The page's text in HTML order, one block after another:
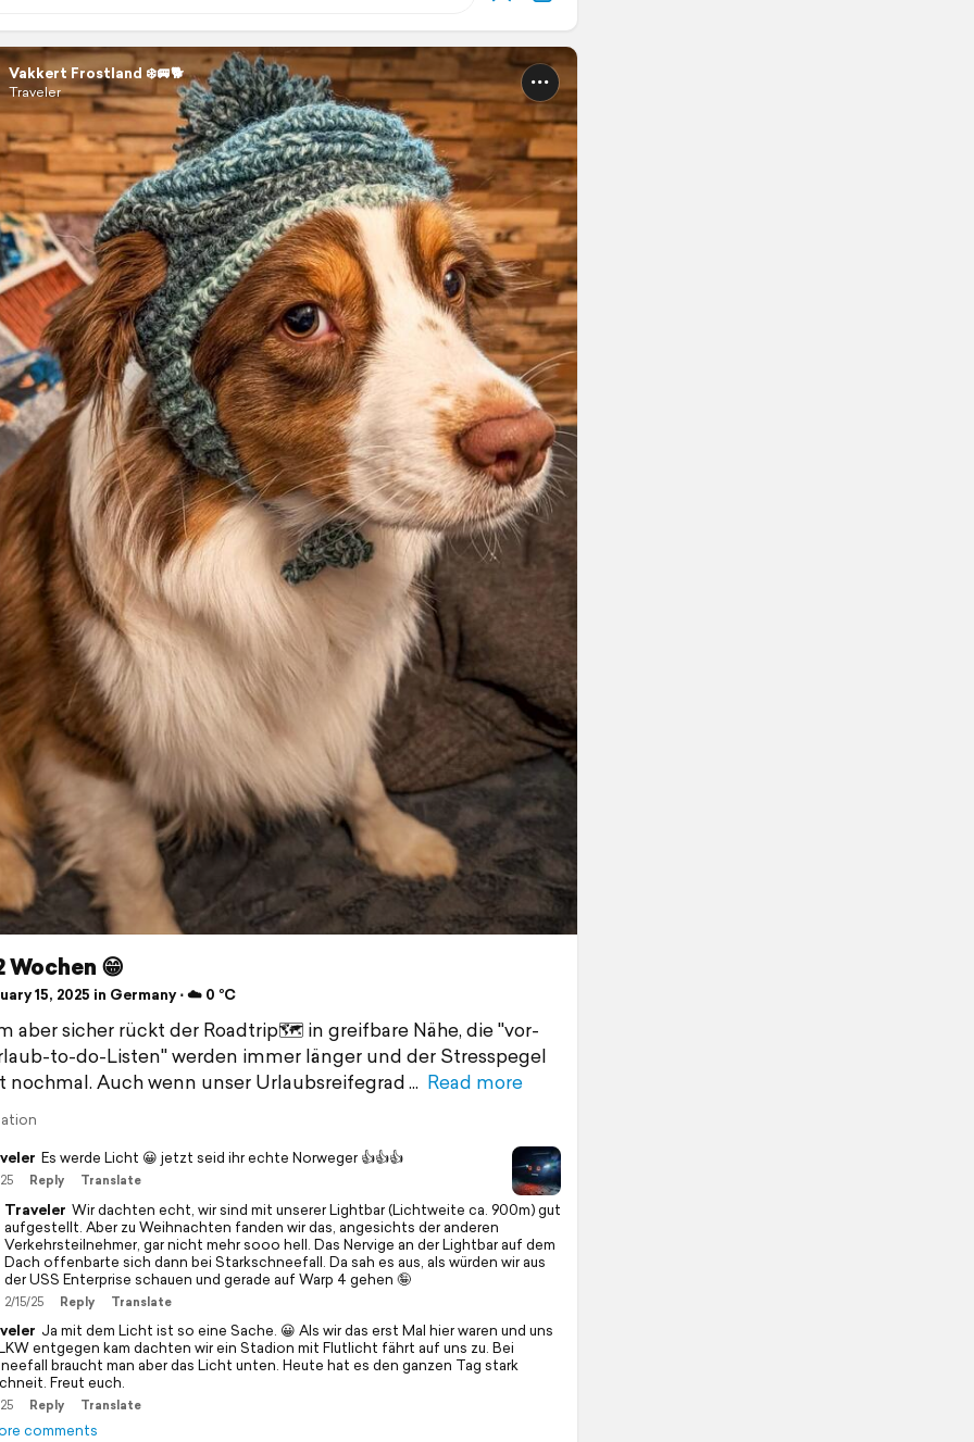
Vakkert Frostland ❄️🚐🐕
Traveler
Wochen 😁
15, 2025 in Germany ⋅ ☁️ 0 °C
aber sicher rückt der Roadtrip🗺️ in greifbare Nähe, die "vor-
to-do-Listen" werden immer länger und der Stresspegel
nochmal. Auch wenn unser Urlaubsreifegrad
Read more
Es werde Licht 😀 jetzt seid ihr echte Norweger 👍👍👍
Reply Translate
Traveler Wir dachten echt, wir sind mit unserer Lightbar (Lichtweite ca. 900m) gut
aufgestellt. Aber zu Weihnachten fanden wir das, angesichts der anderen
Verkehrsteilnehmer, gar nicht mehr sooo hell. Das Nervige an der Lightbar auf dem
Dach offenbarte sich dann bei Starkschneefall. Da sah es aus, als würden wir aus
der USS Enterprise schauen und gerade auf Warp 4 gehen 🤪
2/15/25 Reply Translate
Ja mit dem Licht ist so eine Sache. 😀 Als wir das erst Mal hier waren und uns
entgegen kam dachten wir ein Stadion mit Flutlicht fährt auf uns zu. Bei
braucht man aber das Licht unten. Heute hat es den ganzen Tag stark
Freut euch.
Reply Translate
comments